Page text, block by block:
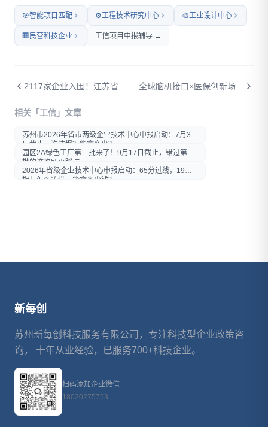
在微信内打开后分享给好友或
🎯智能项目匹配 ⚙️工程技术研究中心 🎨工业设计中心
🏢 民营科技企业 工信项目申报辅导 →
相关「工信」文章
苏州市2026年省市两级企业技术中心申报启动：7月30
日截止，谁该报？能拿多少？
园区2A绿色工厂第二批来了！9月17日截止，错过第一
批的这次别再踩坑
2026年省级企业技术中心申报启动：65分过线，19项
指标怎么凑满、能拿多少钱？
新每创
苏州新每创科技服务有限公司，专注科技型企业政策咨
询， 十年从业经验，已服务700+科技企业。
扫码添加企业微信
18020275753